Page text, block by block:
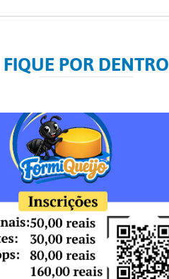
FIQUE POR DENTRO